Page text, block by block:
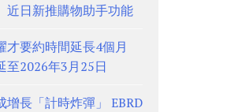
日新推購物助手功能
才要約時間延長4個月
至2026年3月25日
增長「計時炸彈」 EBRD